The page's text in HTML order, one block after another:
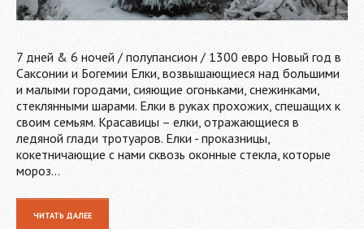
7 дней & 6 ночей / полупансион / 1300 евро Новый год в
Саксонии и Богемии Елки, возвышающиеся над большими
и малыми городами, сияющие огоньками, снежинками,
стеклянными шарами. Елки в руках прохожих, спешащих к
своим семьям. Красавицы – елки, отражающиеся в
ледяной глади тротуаров. Елки - проказницы,
кокетничающие с нами сквозь оконные стекла, которые
мороз…
ЧИТАТЬ ДАЛЕЕ